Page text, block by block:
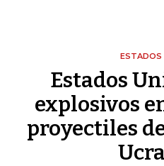
ESTADOS
Estados
explosivos
proyectiles